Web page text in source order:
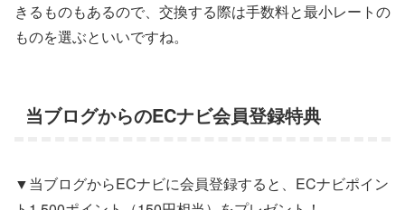
きるものもあるので、交換する際は手数料と最小レートの
ものを選ぶといいですね。
当ブログからのECナビ会員登録特典
▼当ブログからECナビに会員登録すると、ECナビポイン